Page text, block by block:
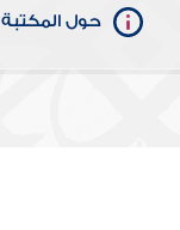
حول المكتبة